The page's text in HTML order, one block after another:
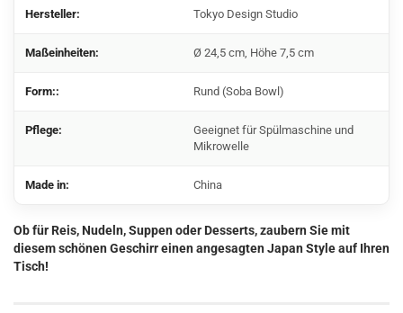
Hersteller: Tokyo Design Studio
Maßeinheiten: Ø 24,5 cm, Höhe 7,5 cm
Form:: Rund (Soba Bowl)​
Pflege:
Geeignet für Spülmaschine und
Mikrowelle
Made in: China
Ob für Reis, Nudeln, Suppen oder Desserts, zaubern Sie mit
diesem schönen Geschirr einen angesagten Japan Style auf Ihren
Tisch!